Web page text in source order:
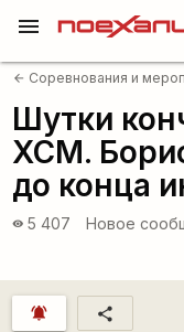
menu
arrow_back Соревнования и
Шутки
XCM.
до конца
visibility 5 407 Новое
notifications_active share